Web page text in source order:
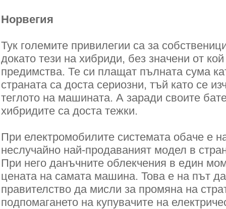
Норвегия
Тук големите привилегии са за
докато тези на хибриди, без значени от
предимства. Те си плащат пълната сума
страната са доста сериозни, тъй като се
теглото на машината. А заради своите
хибридите са доста тежки.
При електромобилите системата обаче е
неслучайно най-продаваният модел в
При него данъчните облекчения в един
цената на самата машина. Това е на път
правителство да мисли за промяна на
подпомагането на купувачите на